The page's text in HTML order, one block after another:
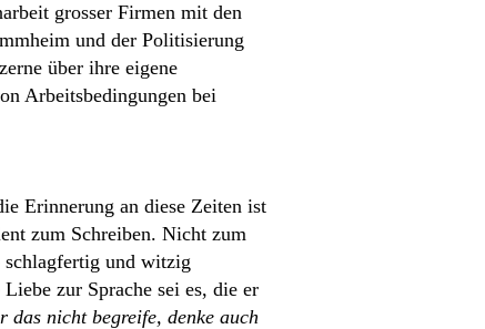
grosser Firmen mit den
und der Politisierung
über ihre eigene
Arbeitsbedingungen bei
Erinnerung an diese Zeiten ist
zum Schreiben. Nicht zum
schlagfertig und witzig
zur Sprache sei es, die er
das nicht begreife, denke auch